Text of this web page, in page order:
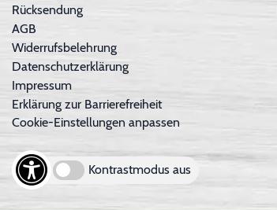
Rücksendung
AGB
Widerrufsbelehrung
Datenschutzerklärung
Impressum
Erklärung zur Barrierefreiheit
Cookie-Einstellungen anpassen
Kontrastmodus aus